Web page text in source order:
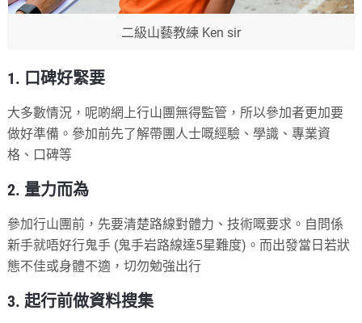
二級山藝教練 Ken sir
1. 口碑好緊要
大多數情況，呢啲網上行山團無得監管，所以參加者更加要
做好準備。參加前先了解帶團人士嘅經驗、學識、專業資
格、口碑等
2. 量力而為
參加行山團前，先要清楚路線對體力、技術嘅要求。自問係
新手就唔好行鬼手 (鬼手岩路線達5星難度)。而出發當日若狀
態不佳或身體不適，切勿勉強出行
3. 起行前做資料搜集